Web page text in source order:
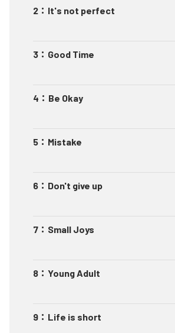
2 ： It's not perfect
3 ： Good Time
4 ： Be Okay
5 ： Mistake
6 ： Don't give up
7 ： Small Joys
8 ： Young Adult
9 ： Life is short